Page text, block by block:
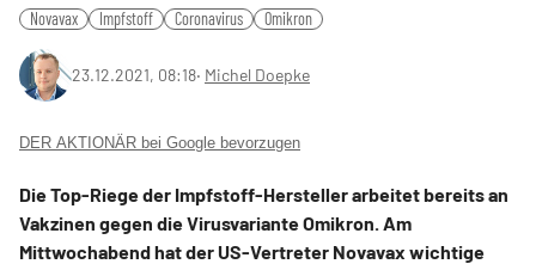
Novavax Impfstoff Coronavirus Omikron
23.12.2021, 08:18‧ Michel Doepke
DER AKTIONÄR bei Google bevorzugen
Die Top-Riege der Impfstoff-Hersteller arbeitet bereits an
Vakzinen gegen die Virusvariante Omikron. Am
Mittwochabend hat der US-Vertreter Novavax wichtige